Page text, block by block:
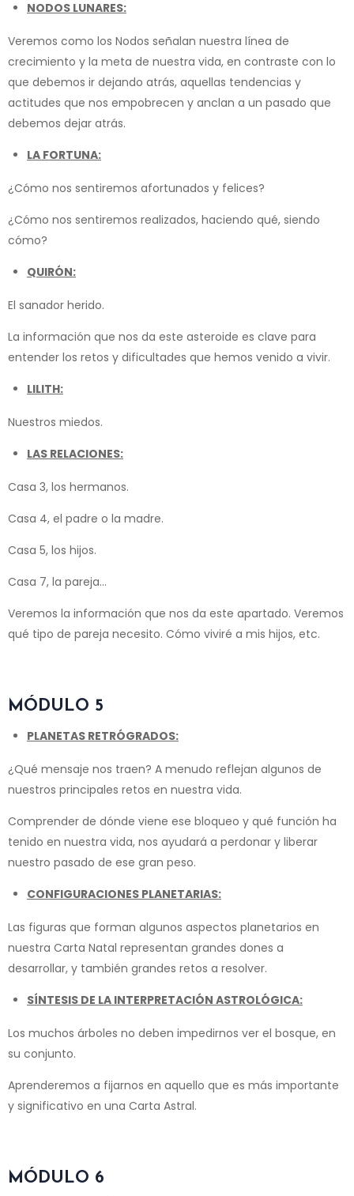
NODOS LUNARES:
Veremos como los Nodos señalan nuestra línea de
crecimiento y la meta de nuestra vida, en contraste con lo
que debemos ir dejando atrás, aquellas tendencias y
actitudes que nos empobrecen y anclan a un pasado que
debemos dejar atrás.
LA FORTUNA:
¿Cómo nos sentiremos afortunados y felices?
¿Cómo nos sentiremos realizados, haciendo qué, siendo
cómo?
QUIRÓN:
El sanador herido.
La información que nos da este asteroide es clave para
entender los retos y dificultades que hemos venido a vivir.
LILITH:
Nuestros miedos.
LAS RELACIONES:
Casa 3, los hermanos.
Casa 4, el padre o la madre.
Casa 5, los hijos.
Casa 7, la pareja…
Veremos la información que nos da este apartado. Veremos
qué tipo de pareja necesito. Cómo viviré a mis hijos, etc.
MÓDULO 5
PLANETAS RETRÓGRADOS:
¿Qué mensaje nos traen? A menudo reflejan algunos de
nuestros principales retos en nuestra vida.
Comprender de dónde viene ese bloqueo y qué función ha
tenido en nuestra vida, nos ayudará a perdonar y liberar
nuestro pasado de ese gran peso.
CONFIGURACIONES PLANETARIAS:
Las figuras que forman algunos aspectos planetarios en
nuestra Carta Natal representan grandes dones a
desarrollar, y también grandes retos a resolver.
SÍNTESIS DE LA INTERPRETACIÓN ASTROLÓGICA:
Los muchos árboles no deben impedirnos ver el bosque, en
su conjunto.
Aprenderemos a fijarnos en aquello que es más importante
y significativo en una Carta Astral.
MÓDULO 6